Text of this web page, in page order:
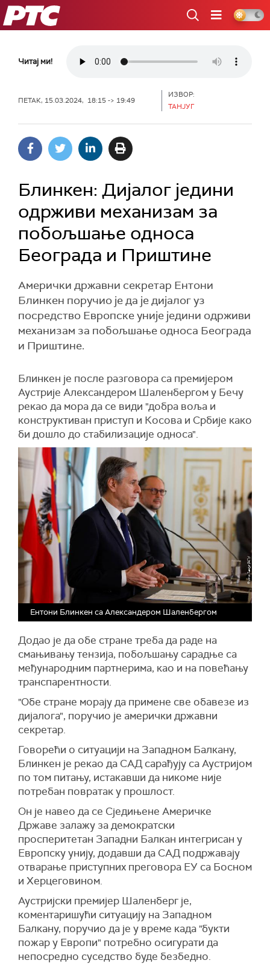
РТС
Читај ми!
ПЕТАК, 15.03.2024, 18:15 -> 19:49
ИЗВОР:
ТАНЈУГ
Блинкен: Дијалог једини
одрживи механизам за
побољшање односа
Београда и Приштине
Амерички државни секретар Ентони
Блинкен поручио је да је дијалог уз
посредство Европске уније једини одрживи
механизам за побољшање односа Београда
и Приштине.
Блинкен је после разговора са премијером
Аустрије Александером Шаленбергом у Бечу
рекао да мора да се види "добра воља и
конструктиван приступ и Косова и Србије како
би дошло до стабилизације односа".
Ентони Блинкен са Александером Шаленбергом
Додао је да обе стране треба да раде на
смањивању тензија, побољшању сарадње са
међународним партнерима, као и на повећању
транспарентности.
"Обе стране морају да примене све обавезе из
дијалога", поручио је амерички државни
секретар.
Говорећи о ситуацији на Западном Балкану,
Блинкен је рекао да САД сарађују са Аустријом
по том питању, истакавши да никоме није
потребан повратак у прошлост.
Он је навео да се Сједињене Америчке
Државе залажу за демократски
просперитетан Западни Балкан интегрисан у
Европску унију, додавши да САД подржавају
отварање приступних преговора ЕУ са Босном
и Херцеговином.
Аустријски премијер Шаленберг је,
коментаришући ситуацију на Западном
Балкану, поручио да је у време када "букти
пожар у Европи" потребно осигурати да
непосредно суседство буде безбедно.